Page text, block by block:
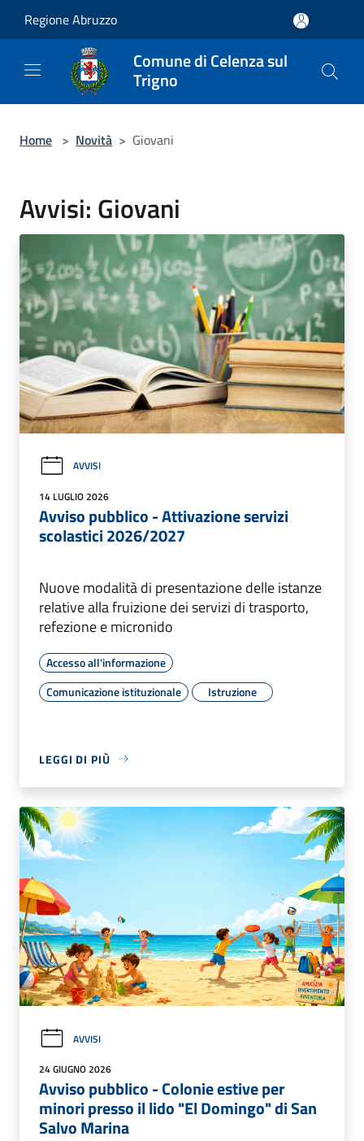
Regione Abruzzo
Comune di Celenza sul
Trigno
Home > Novità > Giovani
Avvisi: Giovani
AVVISI
14 LUGLIO 2026
Avviso pubblico - Attivazione servizi
scolastici 2026/2027
Nuove modalità di presentazione delle istanze
relative alla fruizione dei servizi di trasporto,
refezione e micronido
Accesso all'informazione
Comunicazione istituzionale
Istruzione
LEGGI DI PIÙ
AVVISI
24 GIUGNO 2026
Avviso pubblico - Colonie estive per
minori presso il lido "El Domingo" di San
Salvo Marina